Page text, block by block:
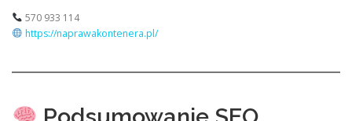
570 933 114
https://naprawakontenera.pl/